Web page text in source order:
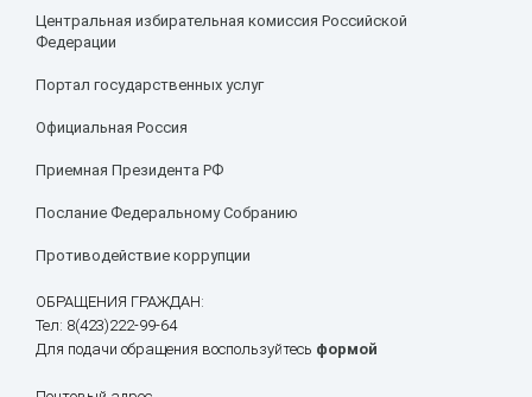
Центральная избирательная комиссия Российской
Федерации
Портал государственных услуг
Официальная Россия
Приемная Президента РФ
Послание Федеральному Собранию
Противодействие коррупции
ОБРАЩЕНИЯ ГРАЖДАН:
Тел: 8(423)222-99-64
Для подачи обращения воспользуйтесь формой